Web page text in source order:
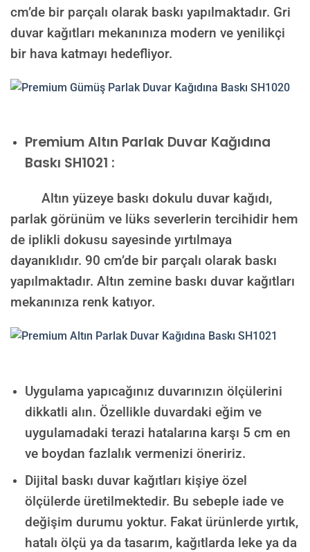
cm’de bir parçalı olarak baskı yapılmaktadır. Gri
duvar kağıtları mekanınıza modern ve yenilikçi
bir hava katmayı hedefliyor.
PremiumAltın Parlak Duvar Kağıdına
Baskı SH1021 :
Altın yüzeye baskı dokulu duvar kağıdı,
parlak görünüm ve lüks severlerin tercihidir hem
de iplikli dokusu sayesinde yırtılmaya
dayanıklıdır. 90 cm’de bir parçalı olarak baskı
yapılmaktadır. Altın zemine baskı duvar kağıtları
mekanınıza renk katıyor.
Uygulama yapıcağınız duvarınızın ölçülerini
dikkatli alın. Özellikle duvardaki eğim ve
uygulamadaki terazi hatalarına karşı 5 cm en
ve boydan fazlalık vermenizi öneririz.
Dijital baskı duvar kağıtları kişiye özel
ölçülerde üretilmektedir. Bu sebeple iade ve
değişim durumu yoktur. Fakat ürünlerde yırtık,
hatalı ölçü ya da tasarım, kağıtlarda leke ya da